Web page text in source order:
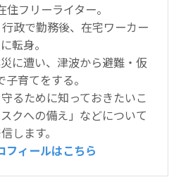
住フリーライター。
政で勤務後、在宅ワーカー
に転身。
に遭い、津波から避難・仮
子育てをする。
るために知っておきたいこ
クへの備え」などについて
します。
フィールはこちら